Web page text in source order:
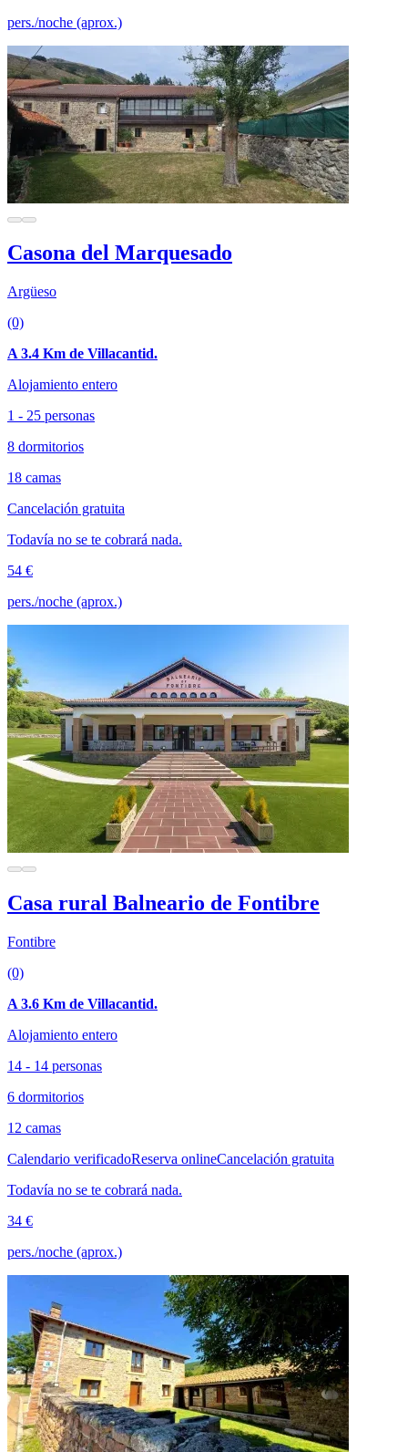
pers./noche (aprox.)
Casona del Marquesado
Argüeso
(0)
A 3.4 Km de Villacantid.
Alojamiento entero
1 - 25 personas
8 dormitorios
18 camas
Cancelación gratuita
Todavía no se te cobrará nada.
54 €
pers./noche (aprox.)
Casa rural Balneario de Fontibre
Fontibre
(0)
A 3.6 Km de Villacantid.
Alojamiento entero
14 - 14 personas
6 dormitorios
12 camas
Calendario verificadoReserva onlineCancelación gratuita
Todavía no se te cobrará nada.
34 €
pers./noche (aprox.)